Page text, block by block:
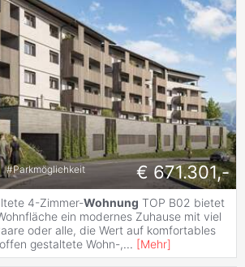
#Parkmöglichkeit € 671.301,-
4-Zimmer-Wohnung TOP B02 bietet
ein modernes Zuhause mit viel
oder alle, die Wert auf komfortables
gestaltete Wohn-,... [Mehr]